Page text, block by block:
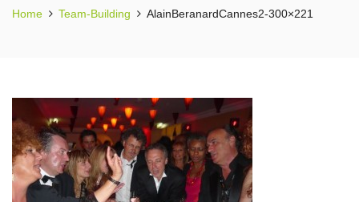
Home Team-Building AlainBeranardCannes2-300×221